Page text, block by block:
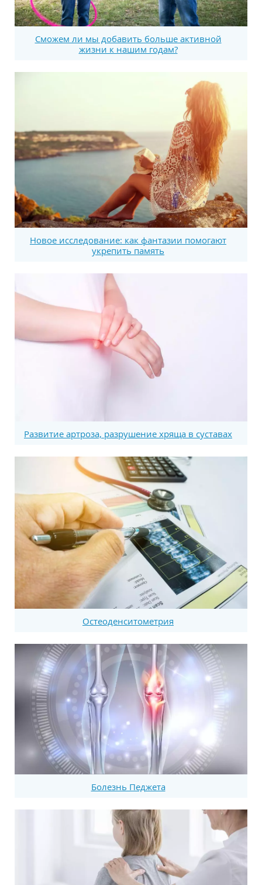
Сможем ли мы добавить больше активной
жизни к нашим годам?
Новое исследование: как фантазии помогают
укрепить память
Развитие артроза, разрушение хряща в суставах
Остеоденситометрия
Болезнь Педжета